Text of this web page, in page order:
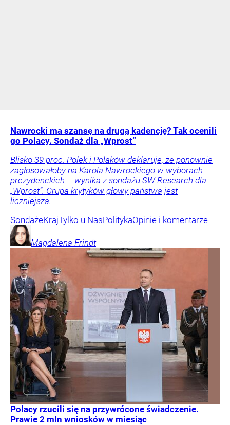
Nawrocki ma szansę na drugą kadencję? Tak ocenili
go Polacy. Sondaż dla „Wprost”
Blisko 39 proc. Polek i Polaków deklaruje, że ponownie
zagłosowałoby na Karola Nawrockiego w wyborach
prezydenckich – wynika z sondażu SW Research dla
„Wprost”. Grupa krytyków głowy państwa jest
liczniejsza.
SondażeKrajTylko u NasPolitykaOpinie i komentarze
Magdalena Frindt
Polacy rzucili się na przywrócone świadczenie.
Prawie 2 mln wniosków w miesiąc